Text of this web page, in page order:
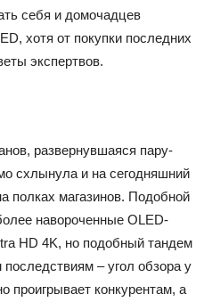
себя и домочадцев
хотя от покупки последних
экспертвов.
развернувшаяся пару-
схлынула и на сегодняшний
полках магазинов. Подобной
навороченные OLED-
HD 4K, но подобный тандем
– угол обзора у
проигрывает конкурентам, а